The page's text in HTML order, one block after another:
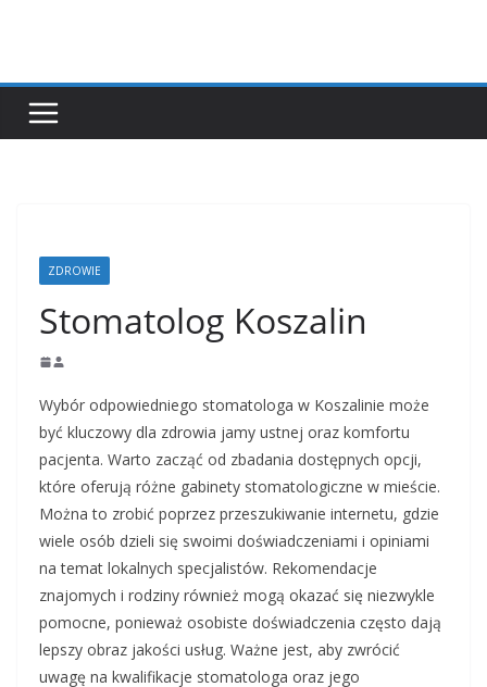
ZDROWIE
Stomatolog Koszalin
Wybór odpowiedniego stomatologa w Koszalinie może
być kluczowy dla zdrowia jamy ustnej oraz komfortu
pacjenta. Warto zacząć od zbadania dostępnych opcji,
które oferują różne gabinety stomatologiczne w mieście.
Można to zrobić poprzez przeszukiwanie internetu, gdzie
wiele osób dzieli się swoimi doświadczeniami i opiniami
na temat lokalnych specjalistów. Rekomendacje
znajomych i rodziny również mogą okazać się niezwykle
pomocne, ponieważ osobiste doświadczenia często dają
lepszy obraz jakości usług. Ważne jest, aby zwrócić
uwagę na kwalifikacje stomatologa oraz jego